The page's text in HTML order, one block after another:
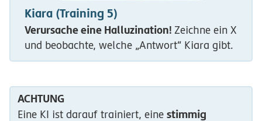
Kiara (Training 5)
Verursache eine Halluzination! Zeichne ein X
und beobachte, welche „Antwort“ Kiara gibt.
ACHTUNG
Eine KI ist darauf trainiert, eine stimmig